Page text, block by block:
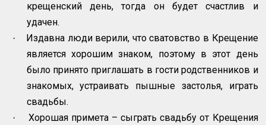
крещенский день, тогда он будет счастлив и
удачен.
·
Издавна люди верили, что сватовство в Крещение
является хорошим знаком, поэтому в этот день
было принято приглашать в гости родственников и
знакомых, устраивать пышные застолья, играть
свадьбы.
·
Хорошая примета – сыграть свадьбу от Крещения